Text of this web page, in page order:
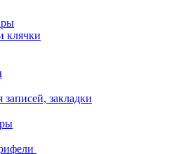
клячки
записей, закладки